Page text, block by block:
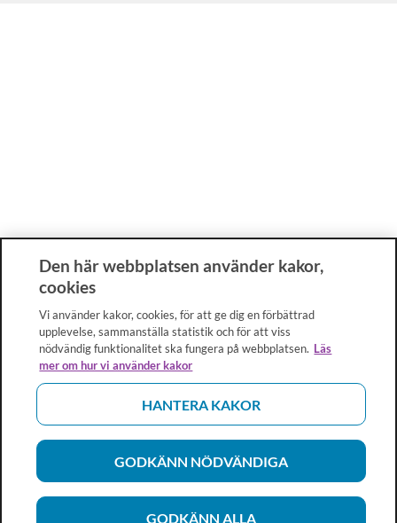
Den här webbplatsen använder kakor,
cookies
Vi använder kakor, cookies, för att ge dig en förbättrad
upplevelse, sammanställa statistik och för att viss
nödvändig funktionalitet ska fungera på webbplatsen. Läs
mer om hur vi använder kakor
HANTERA KAKOR
GODKÄNN NÖDVÄNDIGA
GODKÄNN ALLA